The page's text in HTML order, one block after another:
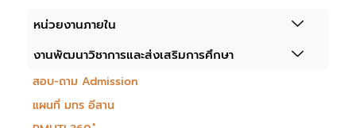
หน่วยงานภายใน
งานพัฒนาวิชาการและส่งเสริมการศึกษา
สอบ-ถาม Admission
แผนที่ มทร อีสาน